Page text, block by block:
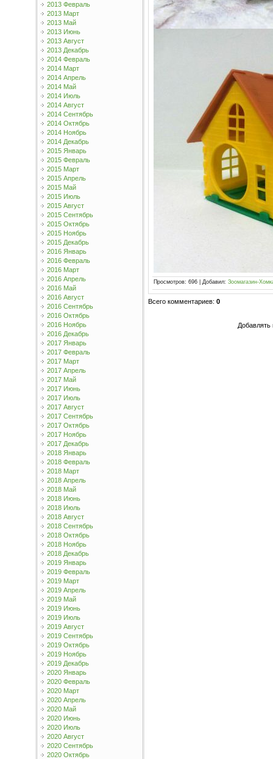
2013 Февраль
2013 Март
2013 Май
2013 Июнь
2013 Август
2013 Декабрь
2014 Февраль
2014 Март
2014 Апрель
2014 Май
2014 Июль
2014 Август
2014 Сентябрь
2014 Октябрь
2014 Ноябрь
2014 Декабрь
2015 Январь
2015 Февраль
2015 Март
2015 Апрель
2015 Май
2015 Июль
2015 Август
2015 Сентябрь
2015 Октябрь
2015 Ноябрь
2015 Декабрь
2016 Январь
2016 Февраль
2016 Март
2016 Апрель
2016 Май
2016 Август
2016 Сентябрь
2016 Октябрь
2016 Ноябрь
2016 Декабрь
2017 Январь
2017 Февраль
2017 Март
2017 Апрель
2017 Май
2017 Июнь
2017 Июль
2017 Август
2017 Сентябрь
2017 Октябрь
2017 Ноябрь
2017 Декабрь
2018 Январь
2018 Февраль
2018 Март
2018 Апрель
2018 Май
2018 Июнь
2018 Июль
2018 Август
2018 Сентябрь
2018 Октябрь
2018 Ноябрь
2018 Декабрь
2019 Январь
2019 Февраль
2019 Март
2019 Апрель
2019 Май
2019 Июнь
2019 Июль
2019 Август
2019 Сентябрь
2019 Октябрь
2019 Ноябрь
2019 Декабрь
2020 Январь
2020 Февраль
2020 Март
2020 Апрель
2020 Май
2020 Июнь
2020 Июль
2020 Август
2020 Сентябрь
2020 Октябрь
Просмотров: 696| Добавил: Зоомагазин-
Всего комментариев: 0
Добавлять